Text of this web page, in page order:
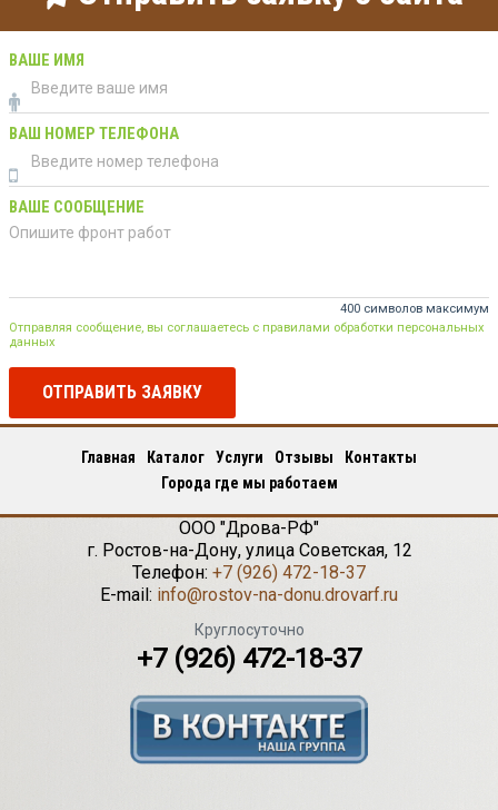
ВАШЕ ИМЯ
ВАШ НОМЕР ТЕЛЕФОНА
ВАШЕ СООБЩЕНИЕ
400 символов максимум
Отправляя сообщение, вы соглашаетесь с правилами обработки персональных
данных
ОТПРАВИТЬ ЗАЯВКУ
Главная Каталог Услуги Отзывы
Контакты
Города где мы работаем
ООО "Дрова-РФ"
г. Ростов-на-Дону, улица Советская, 12
Телефон: +7 (926) 472-18-37
E-mail: info@rostov-na-donu.drovarf.ru
Круглосуточно
+7 (926) 472-18-37